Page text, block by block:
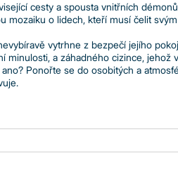
cesty a spousta vnitřních
mozaiku o lidech, kteří musí čelit
vytrhne z bezpečí jejího
minulosti, a záhadného cizince,
Ponořte se do osobitých a